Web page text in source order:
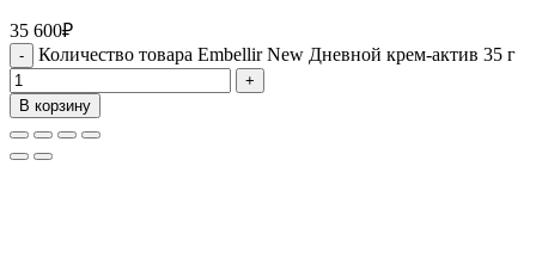
35 600₽
Количество товара Embellir New Дневной крем-актив 35 г
В корзину